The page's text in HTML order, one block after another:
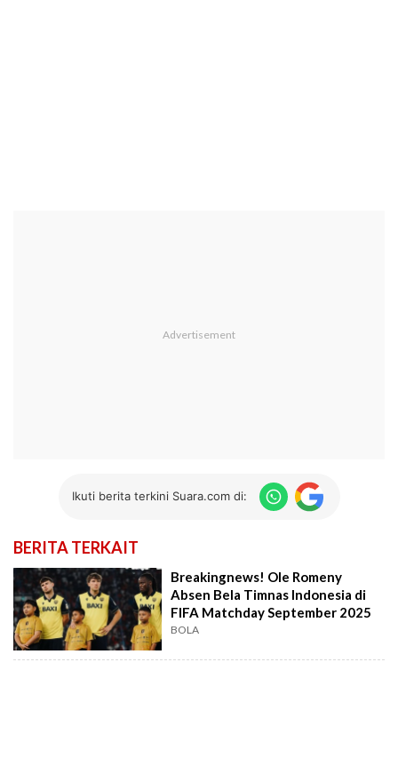
Ikuti berita terkini Suara.com di:
BERITA TERKAIT
Breakingnews! Ole Romeny
Absen Bela Timnas Indonesia di
FIFA Matchday September 2025
BOLA